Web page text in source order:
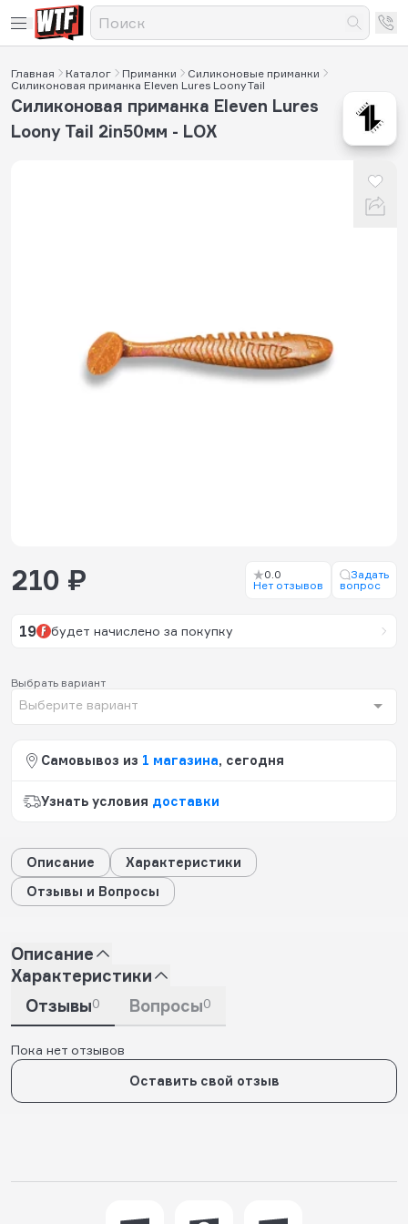
Главная Каталог Приманки
Силиконовые приманки
Силиконовая приманка Eleven Lures Loony Tail
Силиконовая приманка Eleven Lures
Loony Tail 2in50мм - LOX
Выбрать вариант
Выберите вариант
210 ₽
0.0
Нет отзывов
Задать
вопрос
19 будет начислено за покупку
Самовывоз из 1 магазина, сегодня
Узнать условия доставки
Описание
Характеристики
Отзывы и Вопросы
Описание
Характеристики
Отзывы0 Вопросы0
Пока нет отзывов
Оставить свой отзыв